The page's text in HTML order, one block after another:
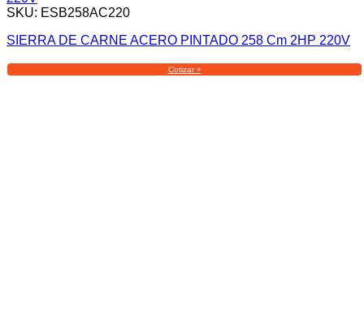
SKU: ESB258AC220
SIERRA DE CARNE ACERO PINTADO 258 Cm 2HP 220V
Cotizar +